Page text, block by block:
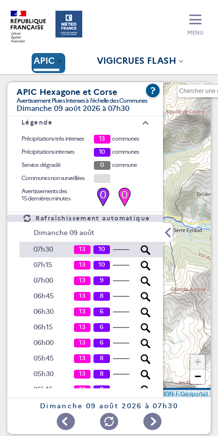
APIC VIGICRUES FLASH
MENU
APIC Hexagone et Corse
Avertissement Pluies Intenses à l'échelle des Communes
Dimanche 09 août 2026 à 07h30
?
Légende
Précipitations très intenses 13
communes
Précipitations intenses
10
communes
Service dégradé
0
commune
Communes non surveillées
Avertissements des
15 dernières minutes
0 0
Rafraîchissement automatique
Dimanche 09 août
07h30 13 10
07h15 13 10
07h00 13 9
06h45 13 8
06h30 13 6
06h15 13 6
06h00 13 6
05h45 13 8
05h30 13 8
05h15 13 8
05h00 13 8
8
+
−
IGN-F/Géoportail
Dimanche 09 août 2026 à 07h30